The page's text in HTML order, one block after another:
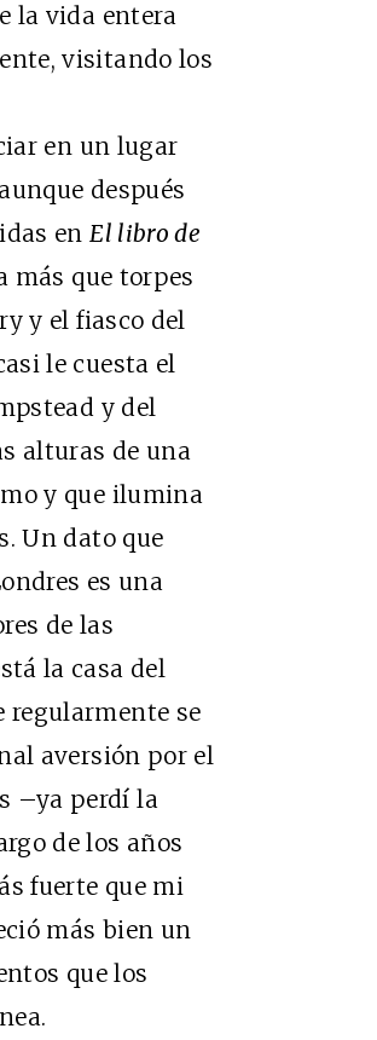
la vida entera
visitando los
en un lugar
después
enEl libro de
más que torpes
y el fiasco del
le cuesta el
y del
alturas de una
y que ilumina
Un dato que
es una
de las
la casa del
regularmente se
aversión por el
–ya perdí la
de los años
fuerte que mi
más bien un
que los